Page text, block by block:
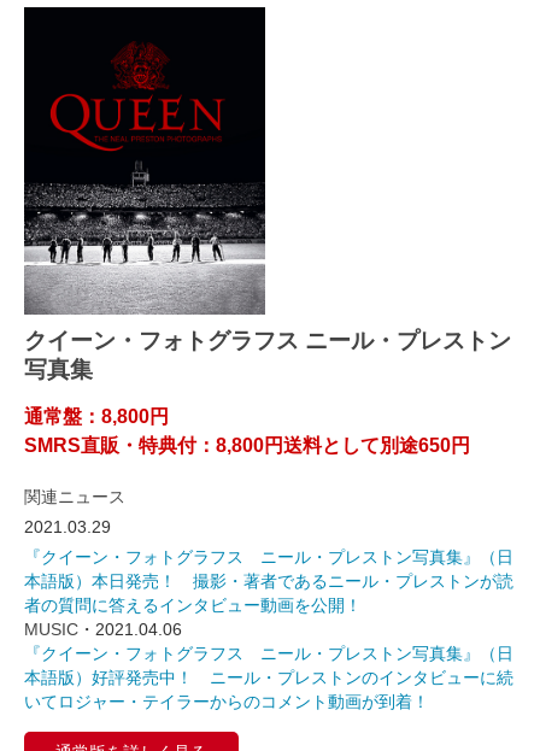
クイーン・フォトグラフス ニール・プレストン
写真集
通常盤：8,800円
SMRS直販・特典付：8,800円送料として別途650円
関連ニュース
2021.03.29
『クイーン・フォトグラフス ニール・プレストン写真集』（日
本語版）本日発売！ 撮影・著者であるニール・プレストンが読
者の質問に答えるインタビュー動画を公開！
MUSIC ・2021.04.06
『クイーン・フォトグラフス ニール・プレストン写真集』（日
本語版）好評発売中！ ニール・プレストンのインタビューに続
いてロジャー・テイラーからのコメント動画が到着！